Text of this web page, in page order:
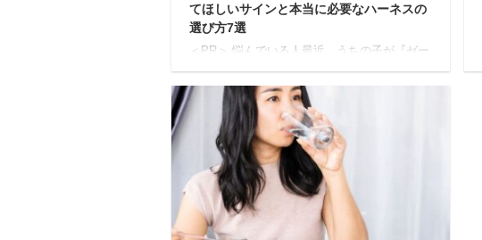
てほしいサインと本当に必要なハーネスの
選び方7選
＜PR＞ 悩んでいる人最近、うちの子が『ゼー
しそうに息をしていて、見ているのが辛いの
よね... もし、大切な愛犬にそんな変化が見ら
れたら、もしかすると「気管虚脱」という病
気のサインかもしれません。 特に小さな体の
犬に多いこの病気は、放っておくと呼吸が苦
しくなり、命に関わることもあります。 気管
虚脱と診断された愛犬との生活で、真っ先に
考えてほしいのが、お散歩で使う「首輪」か
ら「ハーネス」への切り替えです。 でも、ど
んなハーネスでも良いわけではありません。